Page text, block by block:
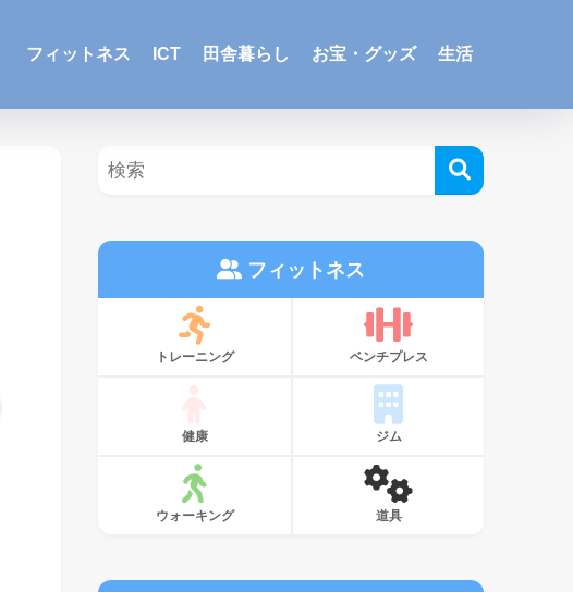
フィットネス ICT 田舎暮らし お宝・グッズ 生活
フィットネス
トレーニング ベンチプレス
健康 ジム
ウォーキング 道具